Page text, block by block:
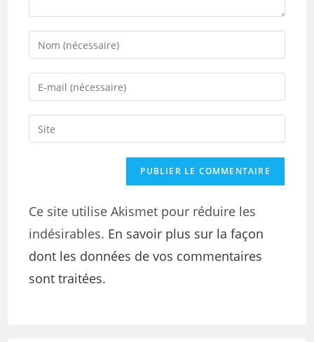
Ce site utilise Akismet pour réduire les
indésirables. En savoir plus sur la façon
dont les données de vos commentaires
sont traitées.